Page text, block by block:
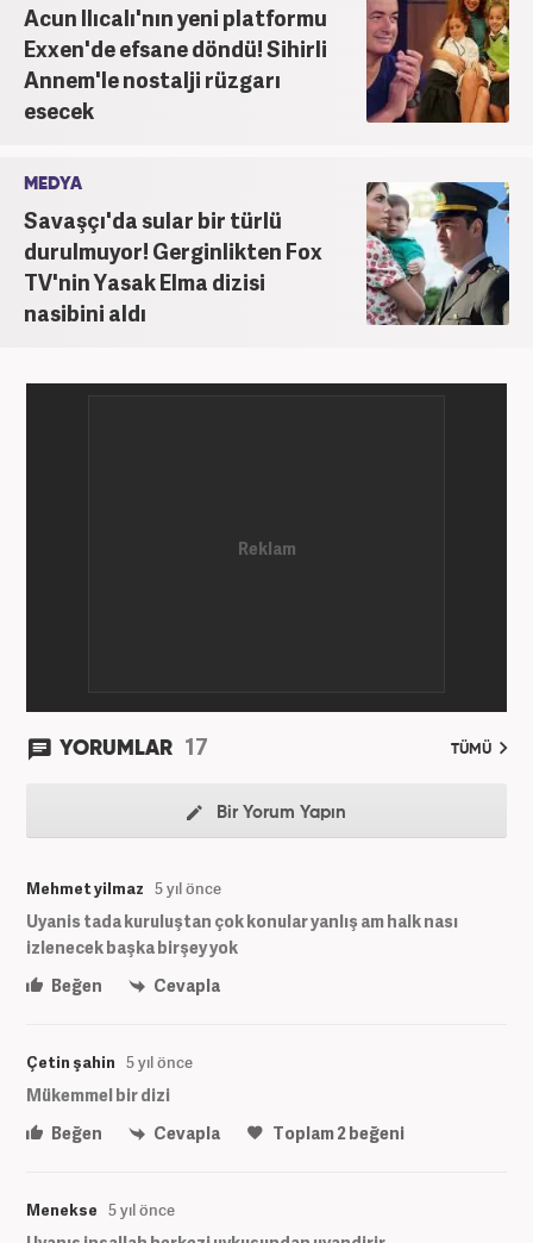
Acun Ilıcalı'nın yeni platformu
Exxen'de efsane döndü! Sihirli
Annem'le nostalji rüzgarı
esecek
MEDYA
Savaşçı'da sular bir türlü
durulmuyor! Gerginlikten Fox
TV'nin Yasak Elma dizisi
nasibini aldı
YORUMLAR 17 TÜMÜ
Bir Yorum Yapın
Mehmet yilmaz 5 yıl önce
Uyanis tada kuruluştan çok konular yanlış am halk nası
izlenecek başka birşey yok
Beğen
Cevapla
Çetin şahin 5 yıl önce
Mükemmel bir dizi
Beğen
Cevapla Toplam2beğeni
Menekse 5 yıl önce